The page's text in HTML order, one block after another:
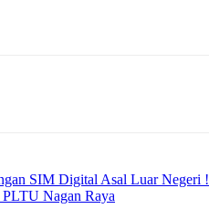
SIM Digital Asal Luar Negeri !
Nagan Raya